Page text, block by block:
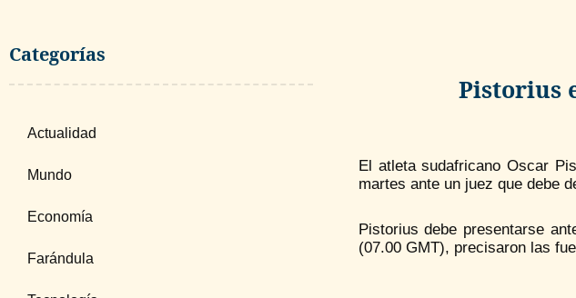
Categorías
Actualidad
Mundo
Economía
Farándula
Pistorius
El atleta sudafricano Oscar
martes ante un juez que debe
Pistorius debe presentarse
(07.00 GMT), precisaron las